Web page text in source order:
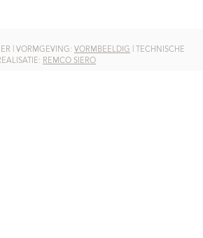
| VORMGEVING: VORMBEELDIG | TECHNISCHE
REMCO SIERO